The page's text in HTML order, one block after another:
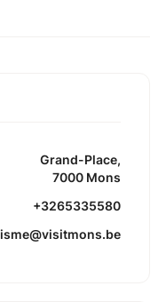
Grand-Place,
7000 Mons
+3265335580